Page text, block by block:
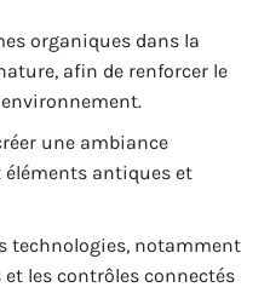
organiques dans la
afin de renforcer le
une ambiance
antiques et
technologies, notamment
et les contrôles connectés